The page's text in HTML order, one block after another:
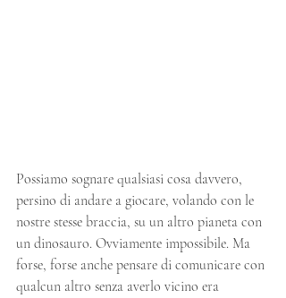
Possiamo sognare qualsiasi cosa davvero,
persino di andare a giocare, volando con le
nostre stesse braccia, su un altro pianeta con
un dinosauro. Ovviamente impossibile. Ma
forse, forse anche pensare di comunicare con
qualcun altro senza averlo vicino era